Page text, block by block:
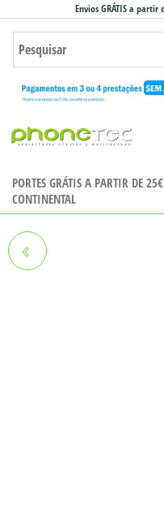
para
conteúdo
Envios GRÁTIS a
PORTES GRÁTIS A PARTIR DE
CONTINENTAL